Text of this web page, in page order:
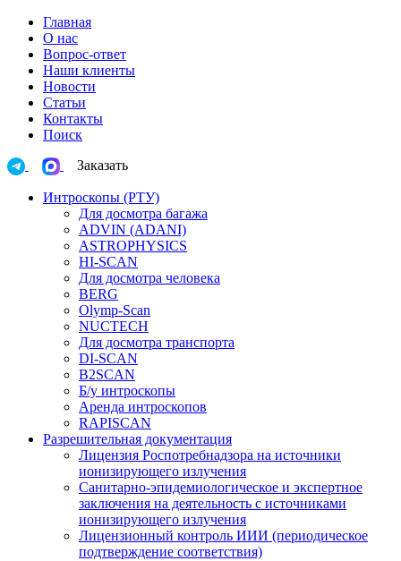
Главная
О нас
Вопрос-ответ
Наши клиенты
Новости
Статьи
Контакты
Поиск
Заказать
Интроскопы (РТУ)
Для досмотра багажа
ADVIN (ADANI)
ASTROPHYSICS
HI-SCAN
Для досмотра человека
BERG
Olymp-Scan
NUCTECH
Для досмотра транспорта
DI-SCAN
B2SCAN
Б/у интроскопы
Аренда интроскопов
RAPISCAN
Разрешительная документация
Лицензия Роспотребнадзора на источники
ионизирующего излучения
Санитарно-эпидемиологическое и экспертное
заключения на деятельность с источниками
ионизирующего излучения
Лицензионный контроль ИИИ (периодическое
подтверждение соответствия)